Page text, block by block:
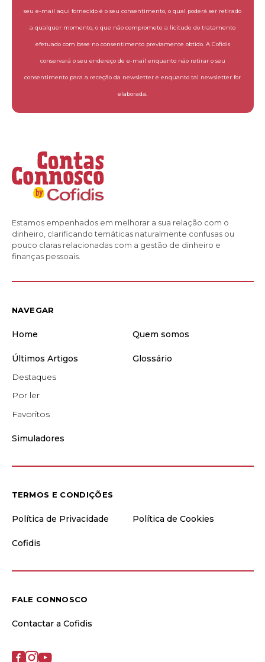
seu e-mail aqui fornecido é o seu consentimento, o qual poderá ser retirado
a qualquer momento, o que não compromete a licitude do tratamento
efetuado com base no consentimento previamente obtido. A Cofidis
conservará o seu endereço de e-mail enquanto não retirar o seu
consentimento para a receção da newsletter e enquanto tal newsletter for
elaborada.
Estamos empenhados em melhorar a sua relação com o
dinheiro, clarificando temáticas naturalmente confusas ou
pouco claras relacionadas com a gestão de dinheiro e
finanças pessoais.
NAVEGAR
Home Quem somos
Últimos Artigos
Destaques
Por ler
Favoritos
Glossário
Simuladores
TERMOS E CONDIÇÕES
Política de Privacidade Política de Cookies
Cofidis
FALE CONNOSCO
Contactar a Cofidis